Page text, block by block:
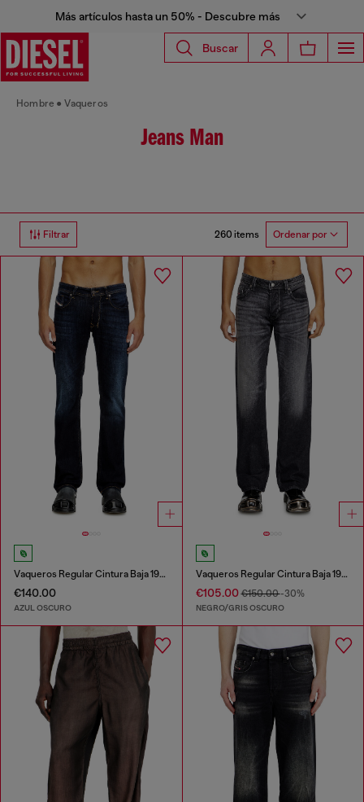
Más artículos hasta un 50% - Descubre más
Buscar
Hombre Vaqueros
Jeans Man
Filtrar 260 items Ordenar por
Vaqueros Regular Cintura Baja 1985 Larkee
€140.00
AZUL OSCURO
Vaqueros Regular Cintura Baja 1985 Larkee
€105.00€150.00-30%
NEGRO/GRIS OSCURO